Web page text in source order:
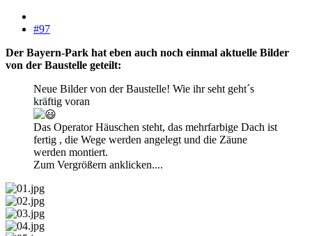
#97
Der Bayern-Park hat eben auch noch einmal aktuelle Bilder
von der Baustelle geteilt:
Neue Bilder von der Baustelle! Wie ihr seht geht´s
kräftig voran
Das Operator Häuschen steht, das mehrfarbige Dach ist
fertig , die Wege werden angelegt und die Zäune
werden montiert.
Zum Vergrößern anklicken....